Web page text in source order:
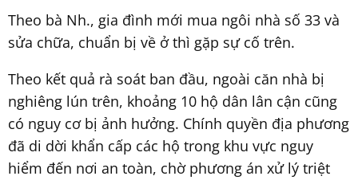
Theo bà Nh., gia đình mới mua ngôi nhà số 33 và
sửa chữa, chuẩn bị về ở thì gặp sự cố trên.
Theo kết quả rà soát ban đầu, ngoài căn nhà bị
nghiêng lún trên, khoảng 10 hộ dân lân cận cũng
có nguy cơ bị ảnh hưởng. Chính quyền địa phương
đã di dời khẩn cấp các hộ trong khu vực nguy
hiểm đến nơi an toàn, chờ phương án xử lý triệt